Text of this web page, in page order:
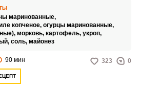
курицы и маринованные грибы
создают уникальный аромат, а
свежие овощи добавляют
освежающую нотку.
маринованные,
копченое, огурцы маринованные,
морковь, картофель, укроп,
соль, майонез
90 мин 323 0